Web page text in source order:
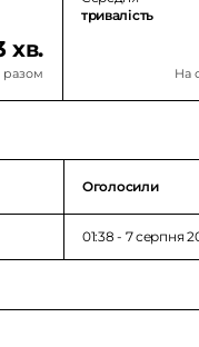
хв.
разом
тривалість
На
Оголосили
01:38 - 7 серпня